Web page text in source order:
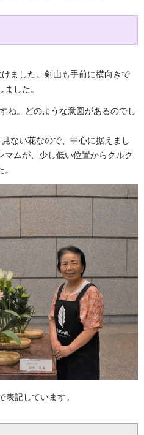
ました。剣山も手前に横向きで
した。
ね。どのような意図があるのでし
ない花なので、中心に据えまし
マムが、少し低い位置からクルク
表記しています。